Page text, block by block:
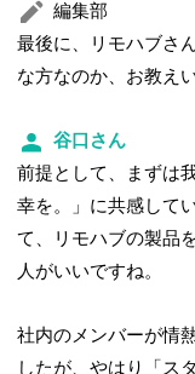
編集部
最後に、リモハブさ
な方なのか、お教え
谷口さん
前提として、まずは
幸を。」に共感して
て、リモハブの製品
人がいいですね。
社内のメンバーが情
したが、やはり「ス